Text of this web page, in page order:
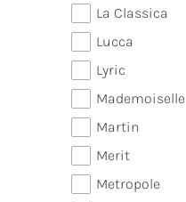
La Classica
Lucca
Lyric
Mademoiselle
Martin
Merit
Metropole